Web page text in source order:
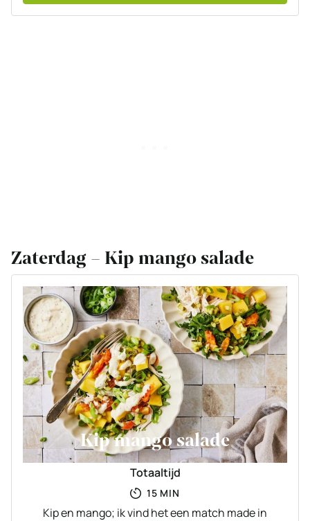
Zaterdag – Kip mango salade
Kip mango salade
Totaaltijd
15MINUTEN
MIN
Kip en mango; ik vind het een match made in